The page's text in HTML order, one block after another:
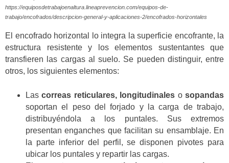
https://equiposdetrabajoenaltura.lineaprevencion.com/equipos-de-
trabajo/encofrados/descripcion-general-y-aplicaciones-2/encofrados-horizontales
El encofrado horizontal lo integra la superficie encofrante, la
estructura resistente y los elementos sustentantes que
transfieren las cargas al suelo. Se pueden distinguir, entre
otros, los siguientes elementos:
Lascorreas reticulares, longitudinales osopandas
soportan el peso del forjado y la carga de trabajo,
distribuyéndola a los puntales. Sus extremos
presentan enganches que facilitan su ensamblaje. En
la parte inferior del perfil, se disponen pivotes para
ubicar los puntales y repartir las cargas.